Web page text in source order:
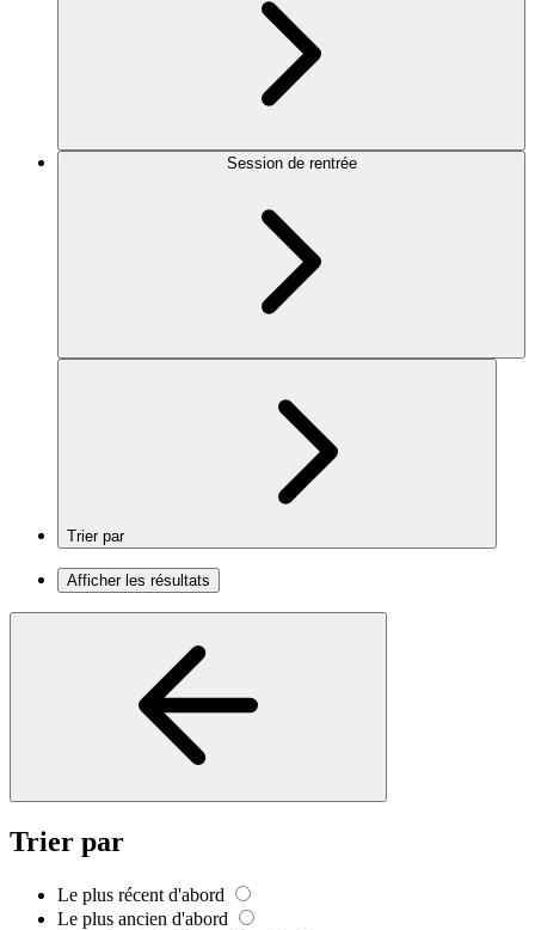
Session de rentrée
Trier par
Afficher les résultats
Trier par
Le plus récent d'abord
Le plus ancien d'abord